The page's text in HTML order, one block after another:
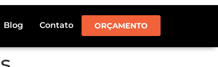
Blog Contato ORÇAMENTO